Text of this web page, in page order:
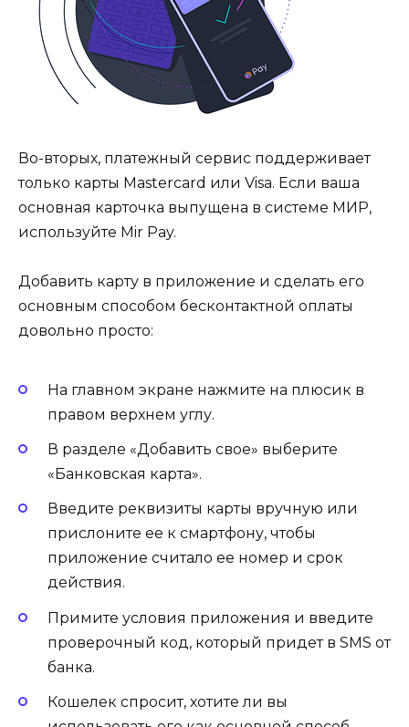
Во-вторых, платежный сервис поддерживает
только карты Mastercard или Visa. Если ваша
основная карточка выпущена в системе МИР,
используйте Mir Pay.
Добавить карту в приложение и сделать его
основным способом бесконтактной оплаты
довольно просто:
На главном экране нажмите на плюсик в
правом верхнем углу.
В разделе «Добавить свое» выберите
«Банковская карта».
Введите реквизиты карты вручную или
прислоните ее к смартфону, чтобы
приложение считало ее номер и срок
действия.
Примите условия приложения и введите
проверочный код, который придет в SMS от
банка.
Кошелек спросит, хотите ли вы